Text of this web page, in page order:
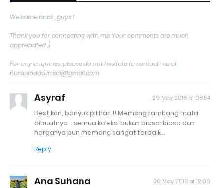
Welcome back , guys !
Thank you for connecting with me. Your comments are much
appreciated :)
For any enquiries, please do not hesitate to contact me at
nurazlindaazman@gmail.com
Asyraf 29 May 2018 at 08:54
Best kan, banyak pilihan !! Memang rambang mata
dibuatnya .. semua koleksi bukan biasa-biasa dan
harganya pun memang sangat terbaik ..
Reply
Ana Suhana 30 May 2018 at 12:00